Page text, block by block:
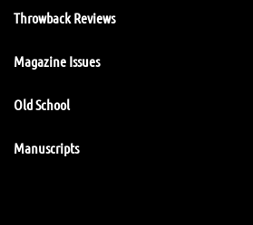
Throwback Reviews
Magazine Issues
Old School
Manuscripts